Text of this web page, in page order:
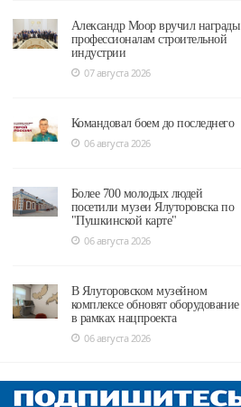
Александр Моор вручил награды
профессионалам строительной
индустрии
07 августа 2026
Командовал боем до последнего
06 августа 2026
Более 700 молодых людей
посетили музеи Ялуторовска по
"Пушкинской карте"
06 августа 2026
В Ялуторовском музейном
комплексе обновят оборудование
в рамках нацпроекта
06 августа 2026